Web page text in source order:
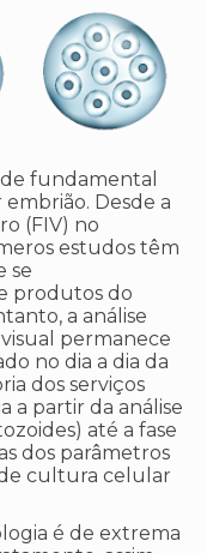
fundamental
Desde a
(FIV) no
estudos têm
se
produtos do
a análise
permanece
no dia a dia da
dos serviços
a partir da análise
até a fase
dos parâmetros
cultura celular
é de extrema